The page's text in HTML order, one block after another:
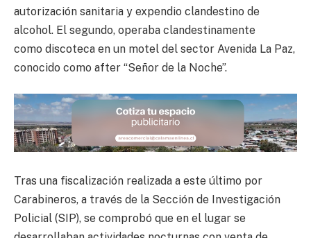
autorización sanitaria y expendio clandestino de
alcohol. El segundo, operaba clandestinamente
como discoteca en un motel del sector Avenida La Paz,
conocido como after “Señor de la Noche”.
Tras una fiscalización realizada a este último por
Carabineros, a través de la Sección de Investigación
Policial (SIP), se comprobó que en el lugar se